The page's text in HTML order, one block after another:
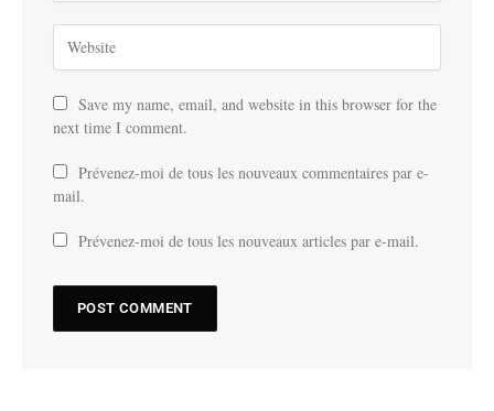
Save my name, email, and website in this browser for the
next time I comment.
Prévenez-moi de tous les nouveaux commentaires par e-
mail.
Prévenez-moi de tous les nouveaux articles par e-mail.